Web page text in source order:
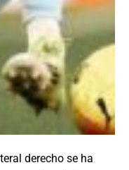
derecho se ha